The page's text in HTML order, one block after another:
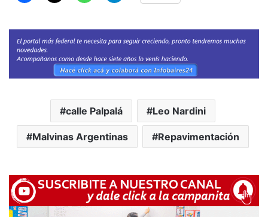
calle Palpalá Leo Nardini
Malvinas Argentinas Repavimentación